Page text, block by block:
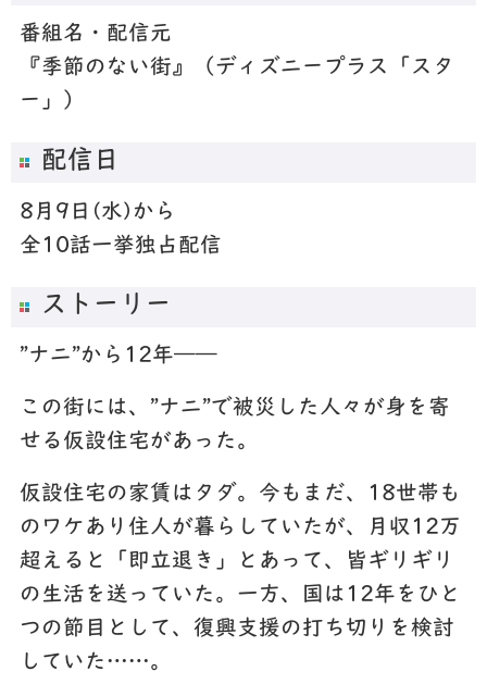
番組名・配信元
『季節のない街』（ディズニープラス「スタ
ー」）
配信日
8月9日(水)から
全10話一挙独占配信
ストーリー
”ナニ”から12年――
この街には、”ナニ”で被災した人々が身を寄
せる仮設住宅があった。
仮設住宅の家賃はタダ。今もまだ、18世帯も
のワケあり住人が暮らしていたが、月収12万
超えると「即立退き」とあって、皆ギリギリ
の生活を送っていた。一方、国は12年をひと
つの節目として、復興支援の打ち切りを検討
していた……。